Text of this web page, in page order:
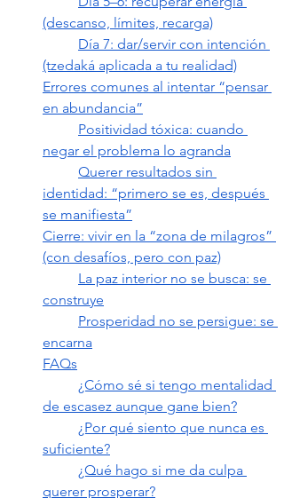
(descanso, límites, recarga)
Día 7: dar/servir con intención
(tzedaká aplicada a tu realidad)
Errores comunes al intentar “pensar
en abundancia”
Positividad tóxica: cuando
negar el problema lo agranda
Querer resultados sin
identidad: “primero se es, después
se manifiesta”
Cierre: vivir en la “zona de milagros”
(con desafíos, pero con paz)
La paz interior no se busca: se
construye
Prosperidad no se persigue: se
encarna
FAQs
¿Cómo sé si tengo mentalidad
de escasez aunque gane bien?
¿Por qué siento que nunca es
suficiente?
¿Qué hago si me da culpa
querer prosperar?